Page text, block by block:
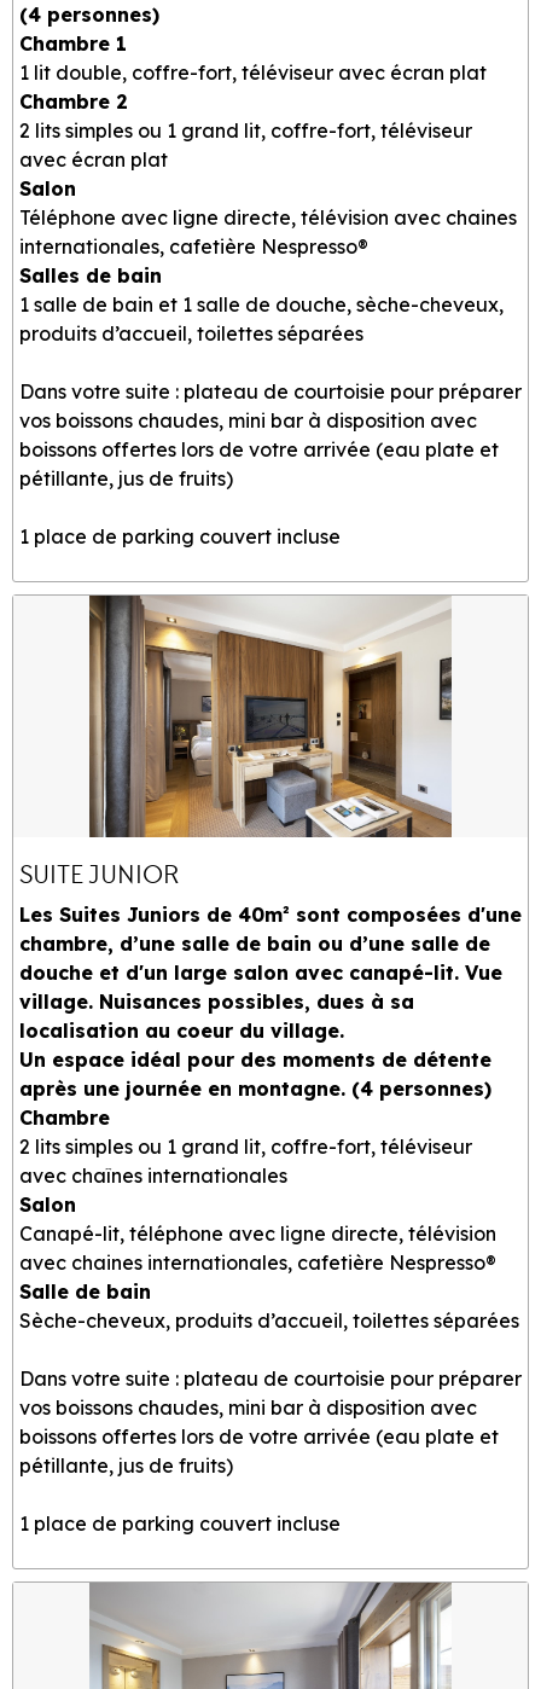
(4 personnes)
Chambre 1
1 lit double, coffre-fort, téléviseur avec écran plat
Chambre 2
2 lits simples ou 1 grand lit, coffre-fort, téléviseur
avec écran plat
Salon
Téléphone avec ligne directe, télévision avec chaines
internationales, cafetière Nespresso®
Salles de bain
1 salle de bain et 1 salle de douche, sèche-cheveux,
produits d’accueil, toilettes séparées
Dans votre suite : plateau de courtoisie pour préparer
vos boissons chaudes, mini bar à disposition avec
boissons offertes lors de votre arrivée (eau plate et
pétillante, jus de fruits)
1 place de parking couvert incluse
SUITE JUNIOR
Les Suites Juniors de 40m² sont composées d'une
chambre, d’une salle de bain ou d’une salle de
douche et d'un large salon avec canapé-lit. Vue
village. Nuisances possibles, dues à sa
localisation au coeur du village.
Un espace idéal pour des moments de détente
après une journée en montagne. (4 personnes)
Chambre
2 lits simples ou 1 grand lit, coffre-fort, téléviseur
avec chaînes internationales
Salon
Canapé-lit, téléphone avec ligne directe, télévision
avec chaines internationales, cafetière Nespresso®
Salle de bain
Sèche-cheveux, produits d’accueil, toilettes séparées
Dans votre suite : plateau de courtoisie pour préparer
vos boissons chaudes, mini bar à disposition avec
boissons offertes lors de votre arrivée (eau plate et
pétillante, jus de fruits)
1 place de parking couvert incluse